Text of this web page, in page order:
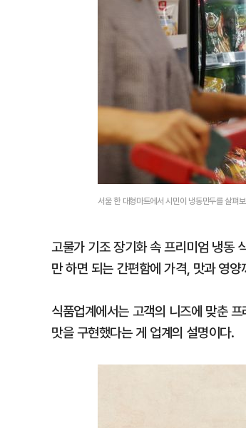
서울 한 대형마트에서 시민이 냉동만두를 살펴
고물가 기조 장기화 속 프리미엄 냉동
만 하면 되는 간편함에 가격, 맛과 영
식품업계에서는 고객의 니즈에 맞춘
맛을 구현했다는 게 업계의 설명이다.